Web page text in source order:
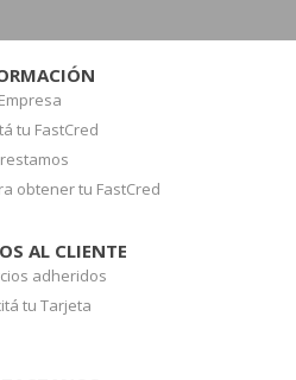
Empresa
tu FastCred
obtener tu FastCred
AL CLIENTE
adheridos
tu Tarjeta